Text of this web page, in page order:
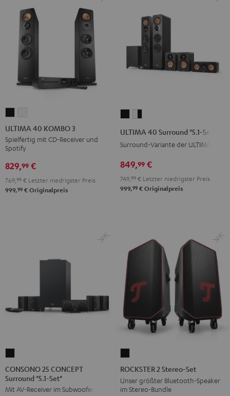
40
KOMBO
3
Schwarz
40
KOMBO
Weiß
ULTIMA 40 KOMBO 3
Spielfertig mit CD-Receiver und
Spotify
829,99 €
769, 99 € Letzter niedrigster Preis
999,99 € Originalpreis
Set"
Schwarz
Set"
Weiß
/
ULTIMA 40 Surround "5.1-Set"
Surround-Variante der ULTIMA 40
849,99 €
749, 99 € Letzter niedrigster Preis
999,99 € Originalpreis
25
CONCEPT
Surround
CONSONO 25 CONCEPT
Surround "5.1-Set"
Mit AV-Receiver im Subwoofer
2
Stereo-
Set
ROCKSTER 2 Stereo-Set
Unser größter Bluetooth-Speaker
im Stereo-Bundle